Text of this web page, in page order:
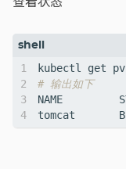
4
# 输出如下